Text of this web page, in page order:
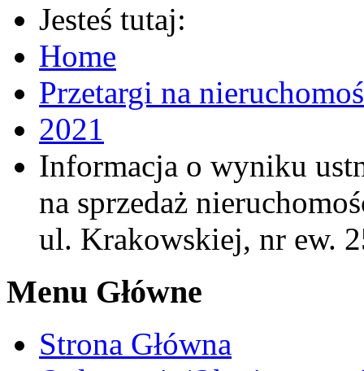
Jesteś tutaj:
Home
Przetargi na
2021
Informacja o wyniku
na sprzedaż
ul. Krakowskiej, nr ew.
Menu Główne
Strona Główna